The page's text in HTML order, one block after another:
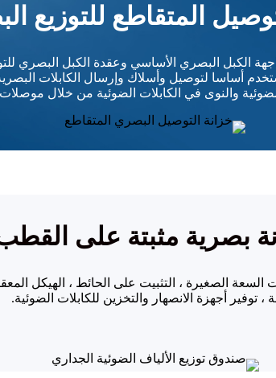
المتقاطع للتوزيع
الكبل البصري الأساسي وعقدة الكبل البصري
أساسا لتوصيل وأسلاك وإرسال الكابلات
والنوى في الكابلات الضوئية من خلال موصلات
بصرية مثبتة على
السعة الصغيرة ، التثبيت على الحائط ، الهيكل
، توفير أجهزة الانصهار والتخزين للكابلات الضوئية.